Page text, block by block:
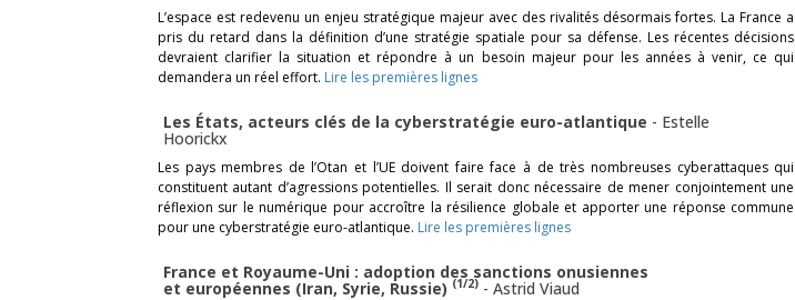
L’espace est redevenu un enjeu stratégique majeur avec des rivalités désormais fortes. La France a
pris du retard dans la définition d’une stratégie spatiale pour sa défense. Les récentes décisions
devraient clarifier la situation et répondre à un besoin majeur pour les années à venir, ce qui
demandera un réel effort. Lire les premières lignes
Les États, acteurs clés de la cyberstratégie euro-atlantique - Estelle
Hoorickx
Les pays membres de l’Otan et l’UE doivent faire face à de très nombreuses cyberattaques qui
constituent autant d’agressions potentielles. Il serait donc nécessaire de mener conjointement une
réflexion sur le numérique pour accroître la résilience globale et apporter une réponse commune
pour une cyberstratégie euro-atlantique. Lire les premières lignes
France et Royaume-Uni : adoption des sanctions onusiennes
et européennes (Iran, Syrie, Russie) (1/2) - Astrid Viaud